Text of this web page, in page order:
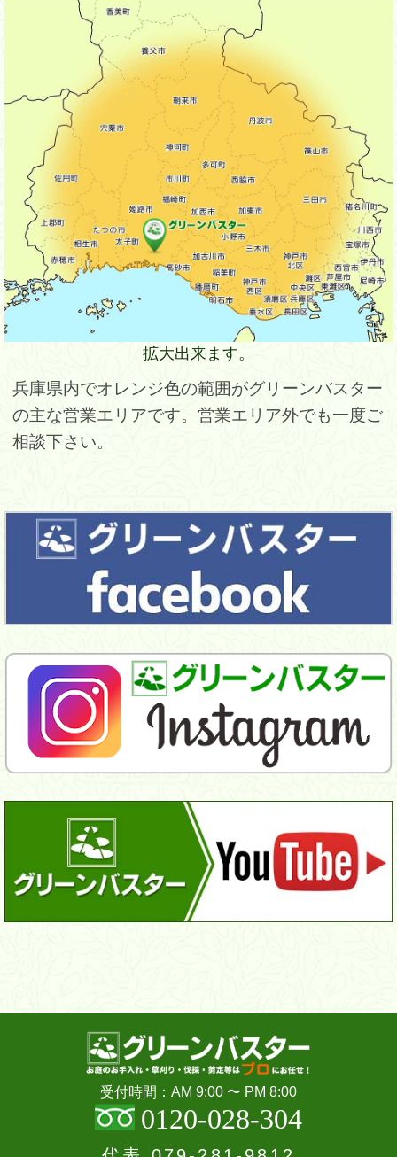
拡大出来ます。
兵庫県内でオレンジ色の範囲がグリーンバスター
の主な営業エリアです。営業エリア外でも一度ご
相談下さい。
受付時間：AM 9:00 〜 PM 8:00
0120-028-304